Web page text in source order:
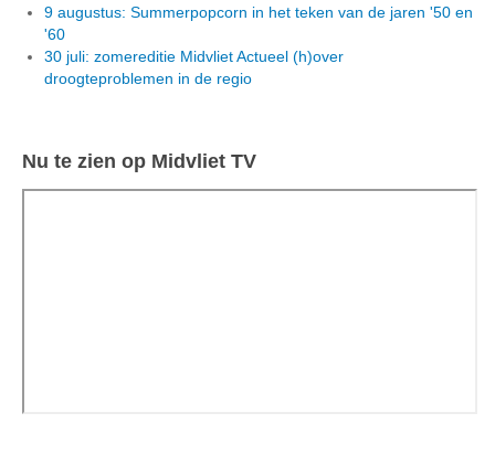
9 augustus: Summerpopcorn in het teken van de jaren '50 en
'60
30 juli: zomereditie Midvliet Actueel (h)over
droogteproblemen in de regio
Nu te zien op Midvliet TV